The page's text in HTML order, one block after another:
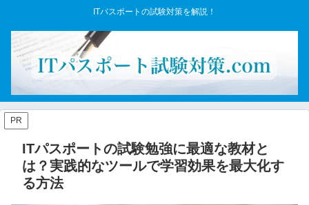
ITパスポートの試験対策を解説！
PR
ITパスポートの試験勉強に最適な教材と
は？実践的なツールで学習効果を最大化す
る方法